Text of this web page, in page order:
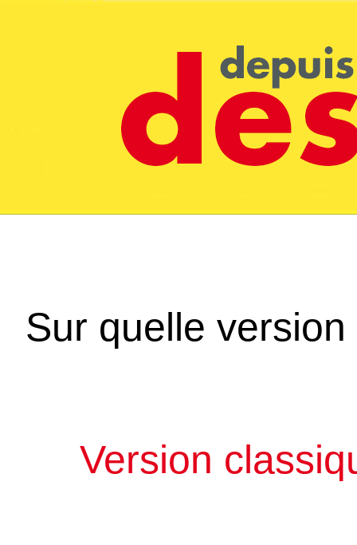
Sur quelle
Version